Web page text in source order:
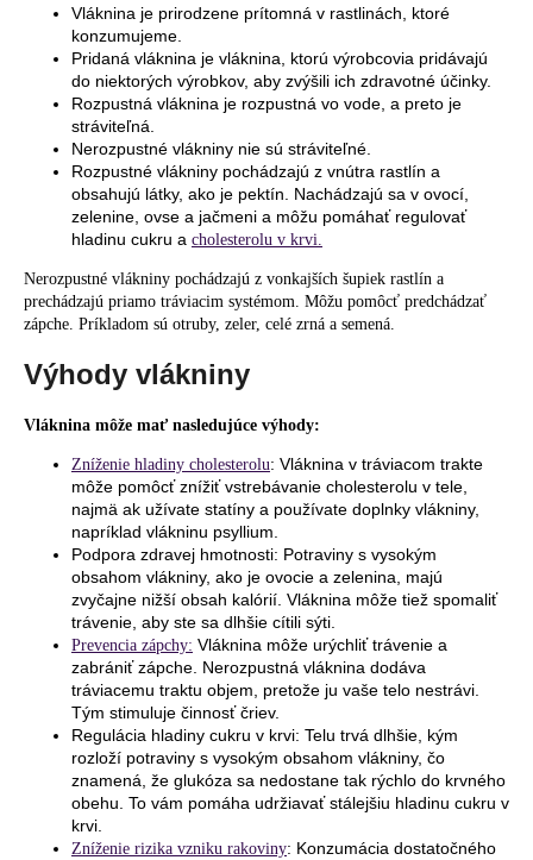
Vláknina je prirodzene prítomná v rastlinách, ktoré
konzumujeme.
Pridaná vláknina je vláknina, ktorú výrobcovia pridávajú
do niektorých výrobkov, aby zvýšili ich zdravotné účinky.
Rozpustná vláknina je rozpustná vo vode, a preto je
stráviteľná.
Nerozpustné vlákniny nie sú stráviteľné.
Rozpustné vlákniny pochádzajú z vnútra rastlín a
obsahujú látky, ako je pektín. Nachádzajú sa v ovocí,
zelenine, ovse a jačmeni a môžu pomáhať regulovať
hladinu cukru a cholesterolu v krvi.
Nerozpustné vlákniny pochádzajú z vonkajších šupiek rastlín a
prechádzajú priamo tráviacim systémom. Môžu pomôcť predchádzať
zápche. Príkladom sú otruby, zeler, celé zrná a semená.
Výhody vlákniny
Vláknina môže mať nasledujúce výhody:
Zníženie hladiny cholesterolu: Vláknina v tráviacom trakte
môže pomôcť znížiť vstrebávanie cholesterolu v tele,
najmä ak užívate statíny a používate doplnky vlákniny,
napríklad vlákninu psyllium.
Podpora zdravej hmotnosti: Potraviny s vysokým
obsahom vlákniny, ako je ovocie a zelenina, majú
zvyčajne nižší obsah kalórií. Vláknina môže tiež spomaliť
trávenie, aby ste sa dlhšie cítili sýti.
Prevencia zápchy: Vláknina môže urýchliť trávenie a
zabrániť zápche. Nerozpustná vláknina dodáva
tráviacemu traktu objem, pretože ju vaše telo nestrávi.
Tým stimuluje činnosť čriev.
Regulácia hladiny cukru v krvi: Telu trvá dlhšie, kým
rozloží potraviny s vysokým obsahom vlákniny, čo
znamená, že glukóza sa nedostane tak rýchlo do krvného
obehu. To vám pomáha udržiavať stálejšiu hladinu cukru v
krvi.
Zníženie rizika vzniku rakoviny: Konzumácia dostatočného